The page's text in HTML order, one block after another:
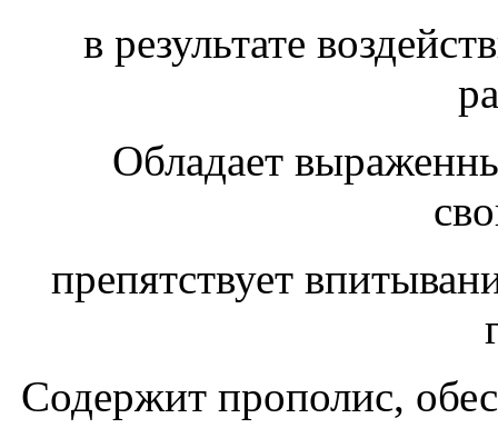
в результате
Обладает
препятствует
Содержит прополис,